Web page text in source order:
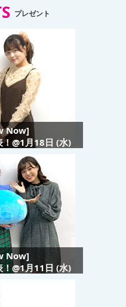
プレゼント
Now]
@1月18日 (水)
Now]
@1月11日 (水)